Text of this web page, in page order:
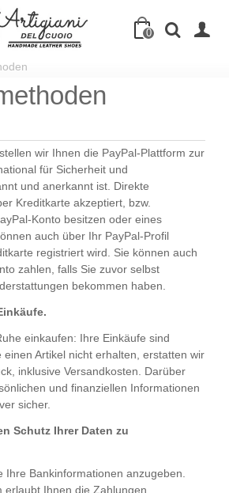
0
wir Ihnen die PayPal-Plattform zur
für Sicherheit und
und anerkannt ist. Direkte
Kreditkarte akzeptiert, bzw.
Konto besitzen oder eines
auch über Ihr PayPal-Profil
registriert wird. Sie können auch
zahlen, falls Sie zuvor selbst
bekommen haben.
einkaufen: Ihre Einkäufe sind
einen Artikel nicht erhalten, erstatten wir
inklusive Versandkosten. Darüber
und finanziellen Informationen
sicher.
Schutz Ihrer Daten zu
Ihre Bankinformationen anzugeben.
erlaubt Ihnen die Zahlungen